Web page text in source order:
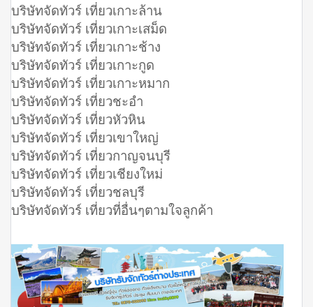
บริษัทจัดทัวร์ เที่ยวเกาะล้าน
บริษัทจัดทัวร์ เที่ยวเกาะเสม็ด
บริษัทจัดทัวร์ เที่ยวเกาะช้าง
บริษัทจัดทัวร์ เที่ยวเกาะกูด
บริษัทจัดทัวร์ เที่ยวเกาะหมาก
บริษัทจัดทัวร์ เที่ยวชะอำ
บริษัทจัดทัวร์ เที่ยวหัวหิน
บริษัทจัดทัวร์ เที่ยวเขาใหญ่
บริษัทจัดทัวร์ เที่ยวกาญจนบุรี
บริษัทจัดทัวร์ เที่ยวเชียงใหม่
บริษัทจัดทัวร์ เที่ยวชลบุรี
บริษัทจัดทัวร์ เที่ยวที่อื่นๆตามใจลูกค้า